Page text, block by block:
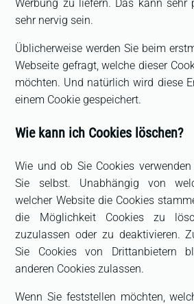
Werbung zu liefern. Das kann sehr
sehr nervig sein.
Üblicherweise werden Sie beim
Webseite gefragt, welche dieser
möchten. Und natürlich wird diese
einem Cookie gespeichert.
Wie kann ich Cookies löschen?
Wie und ob Sie Cookies
Sie selbst. Unabhängig von
welcher Website die Cookies
die Möglichkeit Cookies zu
zuzulassen oder zu deaktivieren.
Sie Cookies von Drittanbietern
anderen Cookies zulassen.
Wenn Sie feststellen möchten,